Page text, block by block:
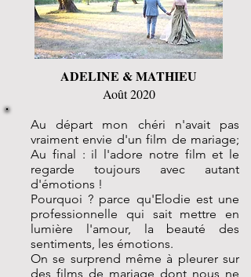
ADELINE & MATHIEU
Août 2020
Au départ mon chéri n'avait pas
vraiment envie d'un film de mariage;
Au final : il l'adore notre film et le
regarde toujours avec autant
d'émotions !
Pourquoi ? parce qu'Elodie est une
professionnelle qui sait mettre en
lumière l'amour, la beauté des
sentiments, les émotions.
On se surprend même à pleurer sur
des films de mariage dont nous ne